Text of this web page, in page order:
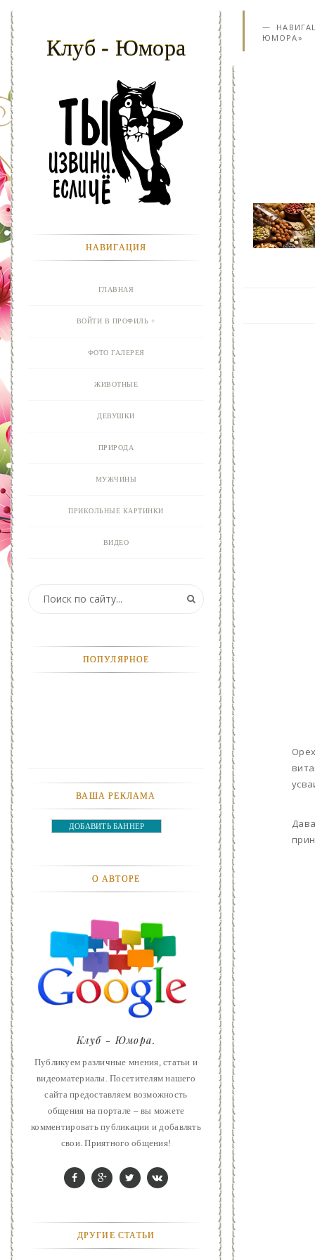
ЮМОРА»
Клуб - Юмора
НАВИГАЦИЯ
ГЛАВНАЯ
ВОЙТИ В ПРОФИЛЬ
ФОТО ГАЛЕРЕЯ
ЖИВОТНЫЕ
ДЕВУШКИ
ПРИРОДА
МУЖЧИНЫ
ПРИКОЛЬНЫЕ КАРТИНКИ
ВИДЕО
ОТКРЫТКИ
ПОДРОСТКИ
ГОРОДА
ЖИЛЬЕ
ЗВЕЗДЫ
ART
ФАНТАСТИКА
КОНТАКТЫ
РЕКЛАМА У НАС
ПОПУЛЯРНОЕ
ВАША РЕКЛАМА
ДОБАВИТЬ БАННЕР
О АВТОРЕ
Клуб - Юмора.
Публикуем различные мнения, статьи и
видеоматериалы. Посетителям нашего
сайта предоставляем возможность
общения на портале – вы можете
комментировать публикации и добавлять
свои. Приятного общения!
ДРУГИЕ СТАТЬИ